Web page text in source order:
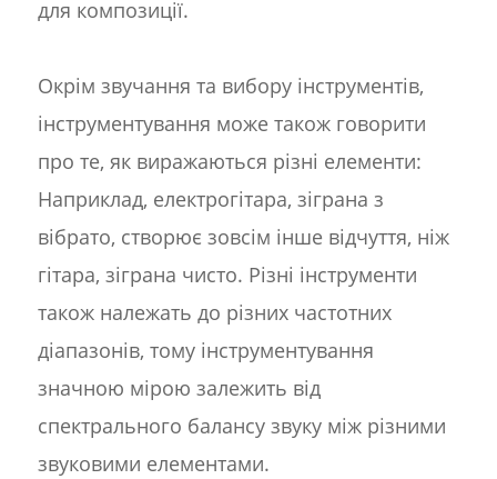
для композиції.
Окрім звучання та вибору інструментів,
інструментування може також говорити
про те, як виражаються різні елементи:
Наприклад, електрогітара, зіграна з
вібрато, створює зовсім інше відчуття, ніж
гітара, зіграна чисто. Різні інструменти
також належать до різних частотних
діапазонів, тому інструментування
значною мірою залежить від
спектрального балансу звуку між різними
звуковими елементами.